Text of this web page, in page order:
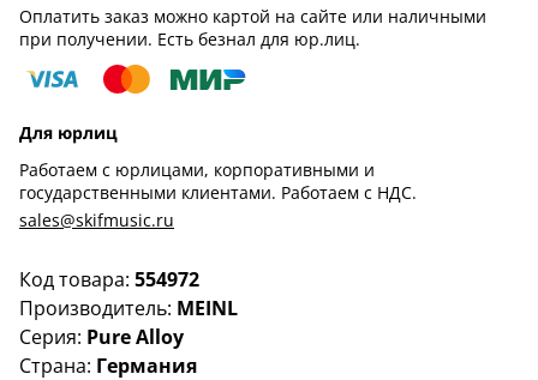
Код товара: 554972
Производитель: MEINL
Серия: Pure Alloy
Страна: Германия
Оплатить заказ можно картой на сайте или наличными
при получении. Есть безнал для юр.лиц.
Для юрлиц
Работаем с юрлицами, корпоративными и
государственными клиентами. Работаем с НДС.
sales@skifmusic.ru